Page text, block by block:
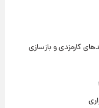
کارمزدی و بازسازی